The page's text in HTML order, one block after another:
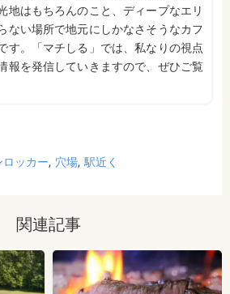
地はもちろんのこと、ディープなエリ
ない場所で地元にしかなさそうなカフ
す。「マチしる」では、私なりの視点
報を発信していきますので、ぜひご覧
ロッカー 穴場 駅近く
関連記事